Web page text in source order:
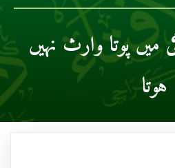
میں پوتا وارث نہیں
ہوتا